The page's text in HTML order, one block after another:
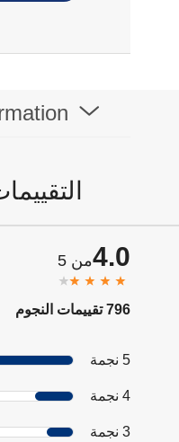
4.0من 5
796 تقييمات النجوم
5 نجمة
4 نجمة
3 نجمة